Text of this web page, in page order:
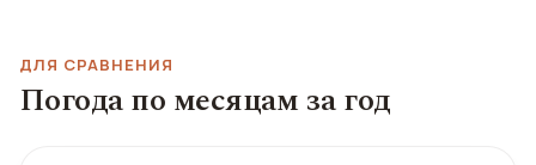
ДЛЯ СРАВНЕНИЯ
Погода по месяцам за год